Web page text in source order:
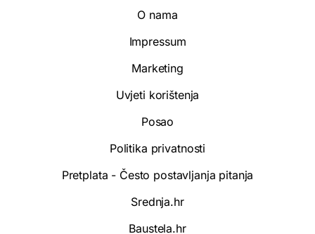
O nama
Impressum
Marketing
Uvjeti korištenja
Posao
Politika privatnosti
Pretplata - Često postavljanja pitanja
Srednja.hr
Baustela.hr